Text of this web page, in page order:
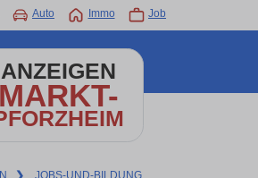
Auto Immo Job
ANZEIGEN
MARKT-
❯ JOBS-UND-BILDUNG